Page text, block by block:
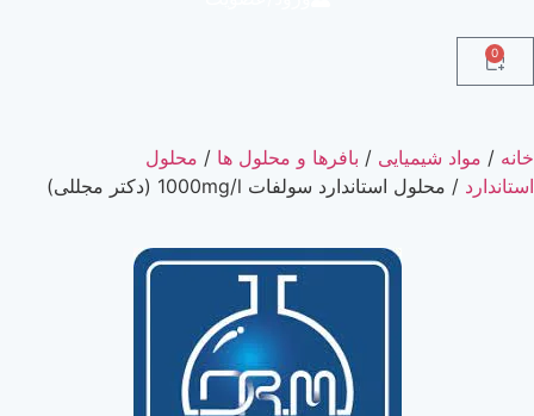
0
خانه / مواد شیمیایی / بافرها و محلول ها / محلول
استاندارد / محلول استاندارد سولفات 1000mg/l (دکتر مجللی)